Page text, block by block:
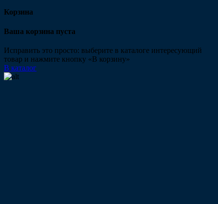
Корзина
Ваша корзина пуста
Исправить это просто: выберите в каталоге интересующий
товар и нажмите кнопку «В корзину»
В каталог